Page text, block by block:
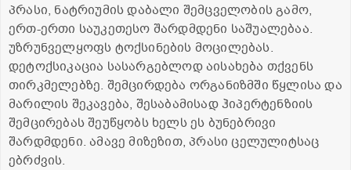
პრასი, ნატრიუმის დაბალი შემცველობის გამო,
ერთ-ერთი საუკეთესო შარდმდენი საშუალებაა.
უზრუნველყოფს ტოქსინების მოცილებას.
დეტოქსიკაცია სასარგებლოდ აისახება თქვენს
თირკმელებზე. შემცირდება ორგანიზმში წყლისა და
მარილის შეკავება, შესაბამისად ჰიპერტენზიის
შემცირებას შეუწყობს ხელს ეს ბუნებრივი
შარდმდენი. ამავე მიზეზით, პრასი ცელულიტსაც
ებრძვის.